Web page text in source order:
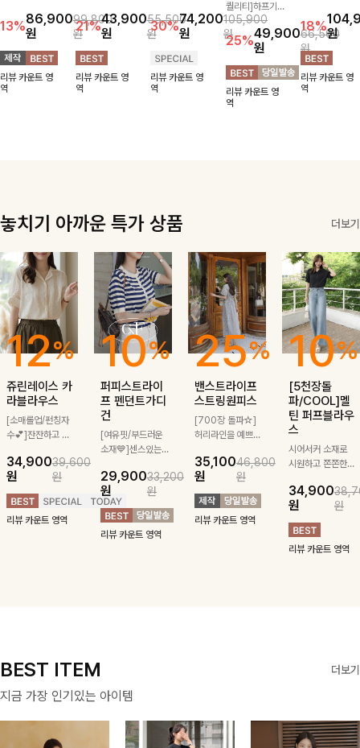
하게 걸치기 좋
은 반팔 자켓-자
주 입게 될 깔끔
한 핏은 물론, 쾌
적함도 챙겨드려
요 :)
13%86,900
원
99,800
원
리뷰 카운트 영
역
기만 해도 캐주
얼한 무드를 만
들어주며 반팔
디자인으로 더운
날에도 편안하게
착용 가능한 반
21%43,900
원
55,500
원
리뷰 카운트 영
역
인으로 세련된
무드를 완성한
볍게 걸쳐주기만
해도 멋스럽게
스타일링돼요
30%74,200
원
105,900
원
리뷰 카운트 영
역
퀄리티]하프기
장의 부담스럽지
않은 기장으로
클래식이 주는
멋!스탠다드한
핏이 멋스러운,
쾌적하면서 세련
된 무드의 썸머
25%49,900
원
66,500
원
리뷰 카운트 영
역
있게 완성된 썸
머 자켓, 더블버
튼 디자인으로
깔끔하고 세련된
무드가 느껴져요
🩶 가볍고 시원
18%원
리뷰 카운트 영
역
놓치기 아까운 특가 상품 더보기
12%
쥬린레이스 카
라블라우스
[소매롤업/펀칭자
수💕]잔잔하고 고
테일이 사랑스러운
블라우스-페미닌
하면서 여리한 무
드로 즐겨지는
ITEM
34,900
원
39,600
원
리뷰 카운트 영역
10%
퍼피스트라이
프 펜던트가디
건
[여유핏/부드러운
소재💙]센스있는
귀여운 퍼피 펜던
트로 포인트를 선
사하는 니트 가디
건을 소개할게요 :)
29,900
원
33,200
원
리뷰 카운트 영역
25%
밴스트라이프
스트링원피스
[700장 돌파☆]
허리라인을 예쁘게
깔끔한 스트라이프
패턴에 링클프리!
💙플레어지는 롱한
기장감까지 완벽한
데일리 원피스:B
35,100
원
46,800
원
리뷰 카운트 영역
10%
[5천장돌
파/COOL]멜
틴 퍼프블라우
스
시어서커 소재로
시원하고 쫀쫀한
편안하게 입혀질
블라우스- 단정한
카라와 풍성한 퍼
프 소매로 여성스
러움을 더했어요 :)
34,900
원
원
리뷰 카운트 영역
BEST ITEM 더보기
지금 가장 인기있는 아이템